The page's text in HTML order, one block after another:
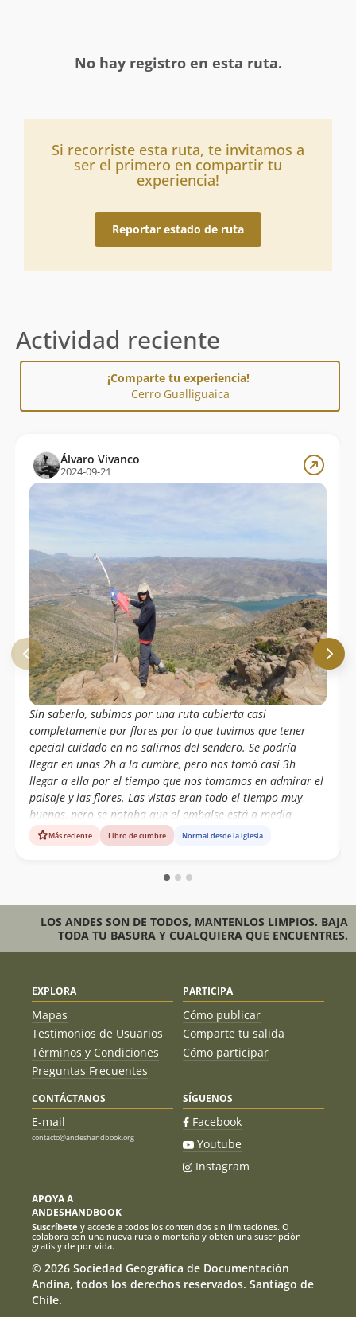
No hay registro en esta ruta.
Si recorriste esta ruta, te invitamos a
ser el primero en compartir tu
experiencia!
Reportar estado de ruta
Actividad reciente
¡Comparte tu experiencia!
Cerro Gualliguaica
Álvaro Vivanco
2024-09-21
Sin saberlo, subimos por una ruta cubierta casi
completamente por flores por lo que tuvimos que tener
epecial cuidado en no salirnos del sendero. Se podría
llegar en unas 2h a la cumbre, pero nos tomó casi 3h
llegar a ella por el tiempo que nos tomamos en admirar el
paisaje y las flores. Las vistas eran todo el tiempo muy
buenas, pero se notaba que el embalse está a media
capacidad. Cerro muy recomendable para hacer por el día
si es que se anda por la zona.
Más reciente Libro de cumbre Normal desde la iglesia
LOS ANDES SON DE TODOS, MANTENLOS LIMPIOS. BAJA
TODA TU BASURA Y CUALQUIERA QUE ENCUENTRES.
EXPLORA
Mapas
Testimonios de Usuarios
Términos y Condiciones
Preguntas Frecuentes
PARTICIPA
Cómo publicar
Comparte tu salida
Cómo participar
CONTÁCTANOS
E-mail
contacto@andeshandbook.org
SÍGUENOS
Facebook
Youtube
Instagram
APOYA A
ANDESHANDBOOK
Suscríbete y accede a todos los contenidos sin limitaciones. O
colabora con una nueva ruta o montaña y obtén una suscripción
gratis y de por vida.
© 2026 Sociedad Geográfica de Documentación
Andina, todos los derechos reservados. Santiago de
Chile.